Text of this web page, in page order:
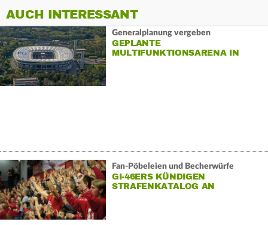
AUCH INTERESSANT
Generalplanung vergeben
GEPLANTE
MULTIFUNKTIONSARENA IN
Fan-Pöbeleien und Becherwürfe
GI-46ERS KÜNDIGEN
STRAFENKATALOG AN